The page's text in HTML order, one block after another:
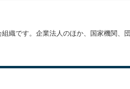
織です。企業法人のほか、国家機関、